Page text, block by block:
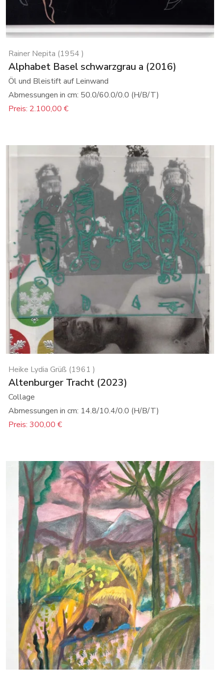
Rainer Nepita (1954 )
Alphabet Basel schwarzgrau a (2016)
Öl und Bleistift auf Leinwand
Abmessungen in cm: 50.0/60.0/0.0 (H/B/T)
Preis: 2.100,00 €
Heike Lydia Grüß (1961 )
Altenburger Tracht (2023)
Collage
Abmessungen in cm: 14.8/10.4/0.0 (H/B/T)
Preis: 300,00 €